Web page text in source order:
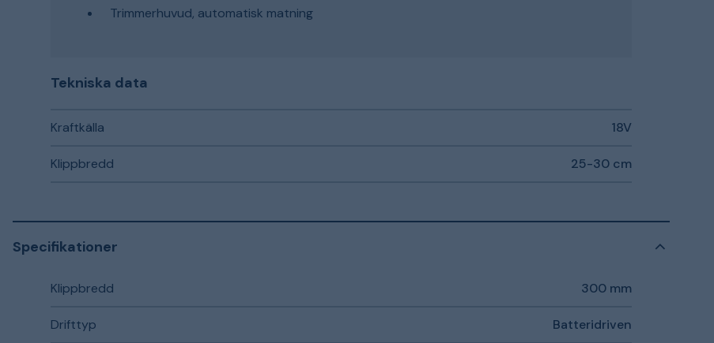
Trimmerhuvud, automatisk matning
Tekniska data
Kraftkälla 18V
Klippbredd 25-30 cm
Specifikationer
Klippbredd 300 mm
Drifttyp Batteridriven